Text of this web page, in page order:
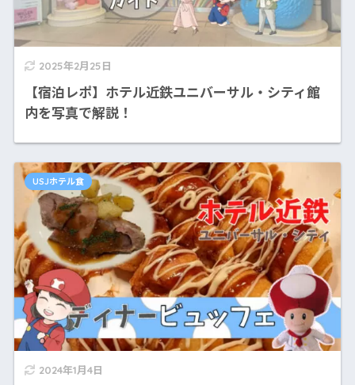
2025年2月25日
【宿泊レポ】ホテル近鉄ユニバーサル・シティ館
内を写真で解説！
2024年1月4日
USJホテル食